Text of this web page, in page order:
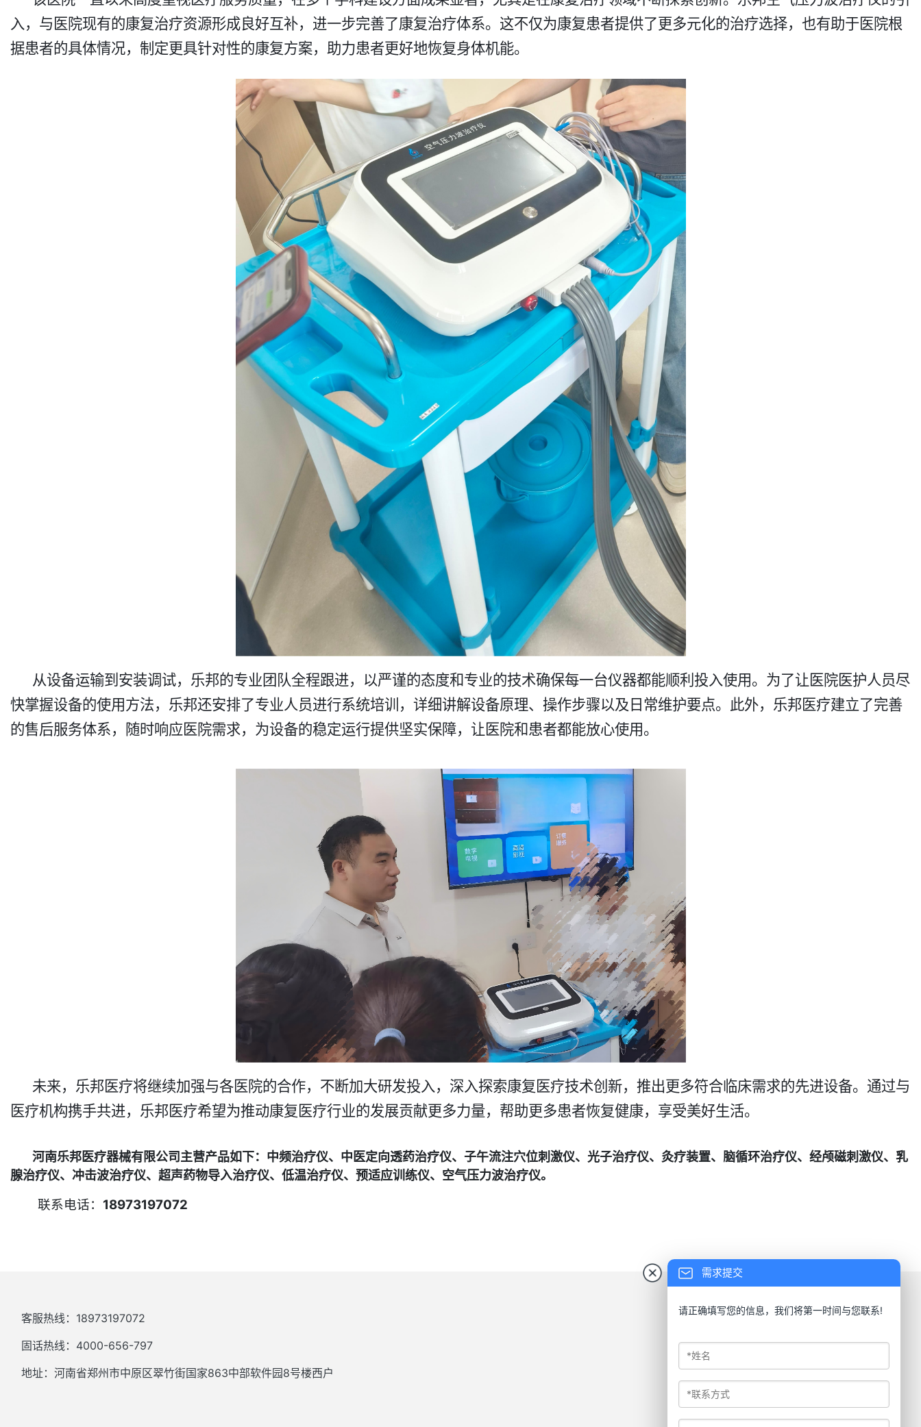
入，与医院现有的康复治疗资源形成良好互补，进一步完善了康复治疗体系。这不仅为康复患者提供了更多元化的治疗选择，也有助于医院根
据患者的具体情况，制定更具针对性的康复方案，助力患者更好地恢复身体机能。​
从设备运输到安装调试，乐邦的专业团队全程跟进，以严谨的态度和专业的技术确保每一台仪器都能顺利投入使用。为了让医院医护人员尽
快掌握设备的使用方法，乐邦还安排了专业人员进行系统培训，详细讲解设备原理、操作步骤以及日常维护要点。此外，乐邦医疗建立了完善
的售后服务体系，随时响应医院需求，为设备的稳定运行提供坚实保障，让医院和患者都能放心使用。​
未来，乐邦医疗将继续加强与各医院的合作，不断加大研发投入，深入探索康复医疗技术创新，推出更多符合临床需求的先进设备。通过与
医疗机构携手共进，乐邦医疗希望为推动康复医疗行业的发展贡献更多力量，帮助更多患者恢复健康，享受美好生活。
河南乐邦医疗器械有限公司主营产品如下：中频治疗仪、中医定向透药治疗仪、子午流注穴位刺激仪、光子治疗仪、灸疗装置、脑循环治疗仪、经颅磁刺激仪、乳
腺治疗仪、冲击波治疗仪、超声药物导入治疗仪、低温治疗仪、预适应训练仪、空气压力波治疗仪。
联系电话： 18973197072
客服热线：18973197072
固话热线：4000-656-797
地址：河南省郑州市中原区翠竹街国家863中部软件园8号楼西户
扫码加入公众号
需求提交
请正确填写您的信息，我们将第一时间与您联系!